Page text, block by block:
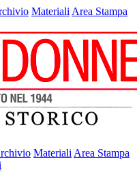
Materiali Area Stampa
Materiali Area Stampa